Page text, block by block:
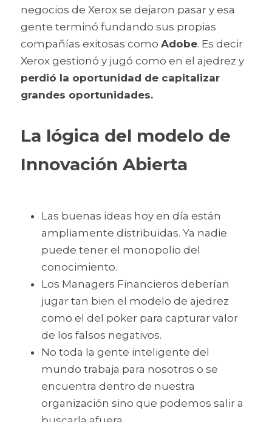
negocios de Xerox se dejaron pasar y esa
gente terminó fundando sus propias
compañías exitosas como Adobe. Es decir
perdió la oportunidad de capitalizar
grandes oportunidades.
La lógica del modelo de
Innovación Abierta
Las buenas ideas hoy en día están
ampliamente distribuidas. Ya nadie
puede tener el monopolio del
conocimiento.
Los Managers Financieros deberían
jugar tan bien el modelo de ajedrez
como el del poker para capturar valor
de los falsos negativos.
No toda la gente inteligente del
mundo trabaja para nosotros o se
encuentra dentro de nuestra
organización sino que podemos salir a